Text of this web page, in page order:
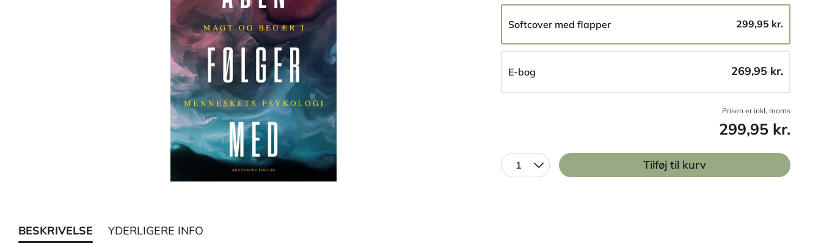
Softcover med flapper 299,95 kr.
E-bog 269,95 kr.
Prisen er inkl, moms
299,95 kr.
1 Tilføj til kurv
BESKRIVELSE YDERLIGERE INFO